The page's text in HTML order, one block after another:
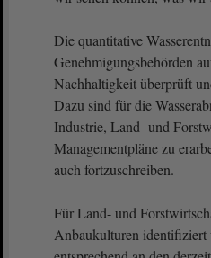
Die quantitative
Genehmigungsbehörden
Nachhaltigkeit überprüft
Dazu sind für die
Industrie, Land- und
Managementpläne zu
auch fortzuschreiben.
Für Land- und
Anbaukulturen identifiziert